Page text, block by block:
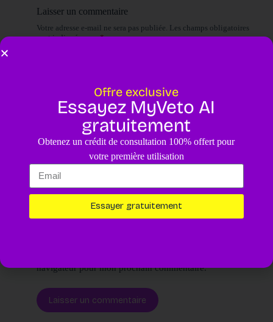
Laisser un commentaire
Votre adresse e-mail ne sera pas publiée. Les champs obligatoires
sont indiqués avec*
Ajouter un commentaire*
navigateur pour mon prochain commentaire.
Laisser un commentaire
Offre exclusive
Essayez MyVeto AI
gratuitement
Obtenez un crédit de consultation 100% offert pour
votre première utilisation
Essayer gratuitement